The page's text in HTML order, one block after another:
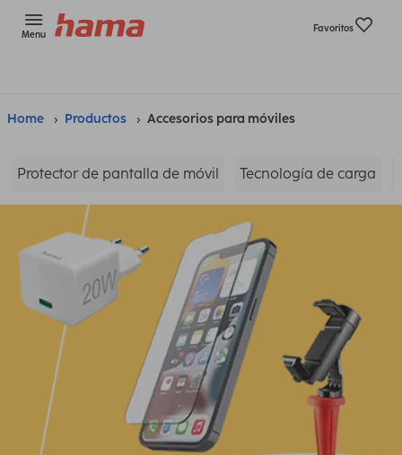
Menu
Favoritos
Home Productos Accesorios para móviles
Protector de pantalla de móvil Tecnología de carga